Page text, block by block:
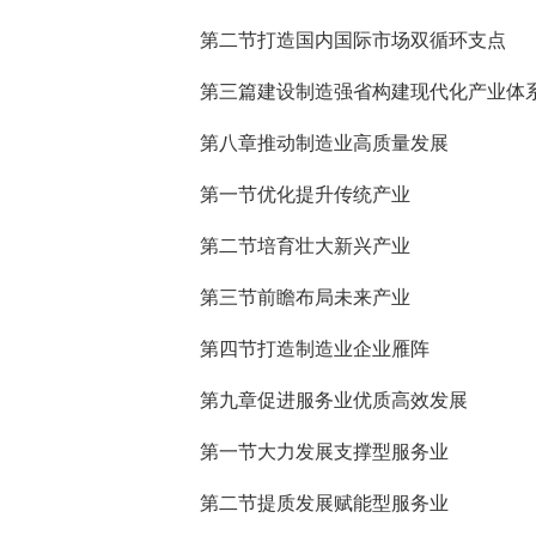
第二节打造国内国际市场双循环支点
第三篇建设制造强省构建现代化产业体
第八章推动制造业高质量发展
第一节优化提升传统产业
第二节培育壮大新兴产业
第三节前瞻布局未来产业
第四节打造制造业企业雁阵
第九章促进服务业优质高效发展
第一节大力发展支撑型服务业
第二节提质发展赋能型服务业